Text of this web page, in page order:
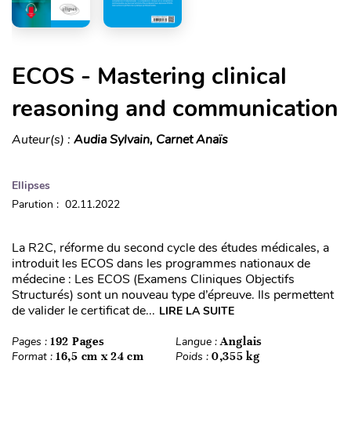
ECOS - Mastering clinical
reasoning and communication
Auteur(s) : Audia Sylvain, Carnet Anaïs
Ellipses
Parution : 02.11.2022
La R2C, réforme du second cycle des études médicales, a
introduit les ECOS dans les programmes nationaux de
médecine : Les ECOS (Examens Cliniques Objectifs
Structurés) sont un nouveau type d’épreuve. Ils permettent
de valider le certificat de... LIRE LA SUITE
Pages : 192 Pages Langue :Anglais
Format : 16,5 cm x 24 cm Poids : 0,355 kg